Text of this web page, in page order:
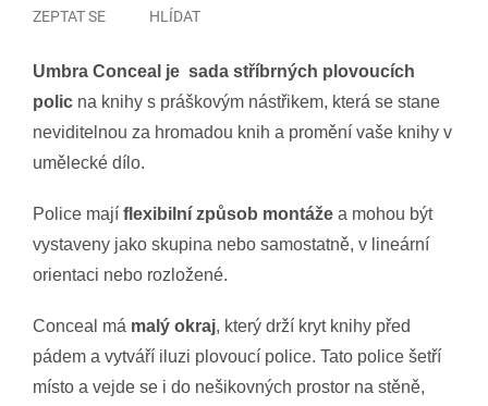
ZEPTAT SE HLÍDAT
Umbra Conceal je sada stříbrných plovoucích
polic na knihy s práškovým nástřikem, která se stane
neviditelnou za hromadou knih a promění vaše knihy v
umělecké dílo.
Police mají flexibilní způsob montáže a mohou být
vystaveny jako skupina nebo samostatně, v lineární
orientaci nebo rozložené.
Conceal má malý okraj, který drží kryt knihy před
pádem a vytváří iluzi plovoucí police. Tato police šetří
místo a vejde se i do nešikovných prostor na stěně,